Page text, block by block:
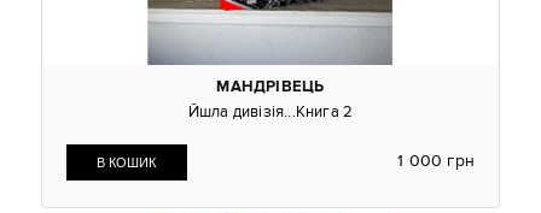
МАНДРІВЕЦЬ
Йшла дивізія...Книга 2
1 000 грн